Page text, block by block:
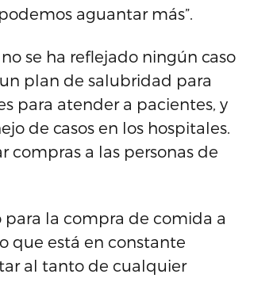
aguantar más”.
se ha reflejado ningún caso
plan de salubridad para
para atender a pacientes, y
de casos en los hospitales.
compras a las personas de
la compra de comida a
que está en constante
al tanto de cualquier